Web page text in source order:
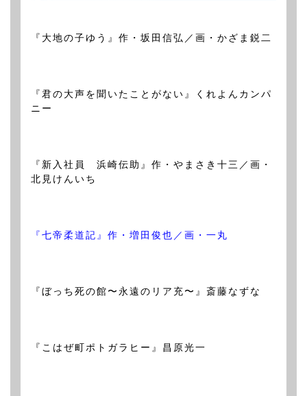
『大地の子ゆう』作・坂田信弘／画・かざま鋭二
『君の大声を聞いたことがない』くれよんカンパ
ニー
『新入社員 浜崎伝助』作・やまさき十三／画・
北見けんいち
『七帝柔道記』作・増田俊也／画・一丸
『ぼっち死の館〜永遠のリア充〜』斎藤なずな
『こはぜ町ポトガラヒー』昌原光一